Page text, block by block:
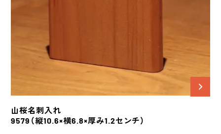
山桜名刺入れ
9579 （縦10.6×横6.8×厚み1.2センチ）